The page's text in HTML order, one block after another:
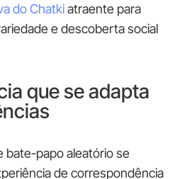
do Chatkiatraente para
e descoberta social
que se adapta
bate-papo aleatório se
de correspondência